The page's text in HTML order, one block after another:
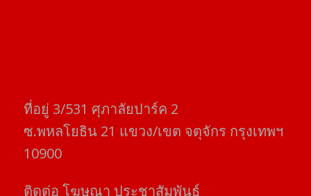
ที่อยู่​ 3/531​ ศุภาลัยปาร์ค​ 2
ซ.พหลโยธิน​ 21​ แขวง/เขต​ จตุจักร​ กรุงเทพฯ
10900
ติดต่อ​ โฆษณา​ ประชาสัมพันธ์